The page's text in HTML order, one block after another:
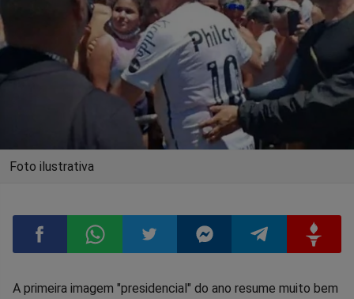
Foto ilustrativa
CompartilharCompartilharCompartilharCompartilharCompartilhar
A primeira imagem "presidencial" do ano resume muito bem